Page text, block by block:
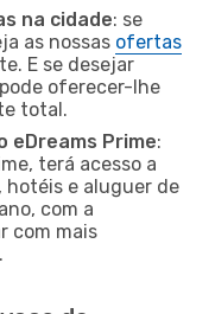
na cidade: se
as nossas ofertas
E se desejar
oferecer-lhe
total.
Prime:
terá acesso a
e aluguer de
com a
com mais